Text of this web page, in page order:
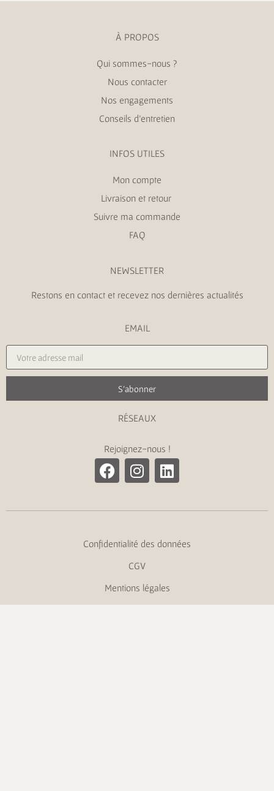
À PROPOS
Qui sommes-nous ?
Nous contacter
Nos engagements
Conseils d’entretien
INFOS UTILES
Mon compte
Livraison et retour
Suivre ma commande
FAQ
NEWSLETTER
Restons en contact et recevez nos dernières actualités
EMAIL
S'abonner
RÉSEAUX
Rejoignez-nous !
Confidentialité des données
CGV
Mentions légales